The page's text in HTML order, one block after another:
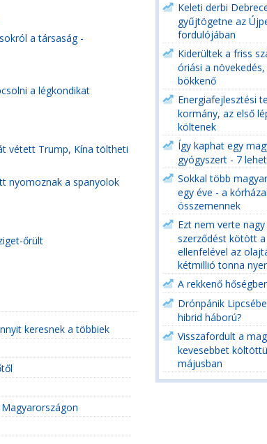
a társaság -
a légkondikat
vétett Trump, Kína töltheti
nyomoznak a spanyolok
őrült
keresnek a többiek
Keleti derbi
gyűjtögetne az
fordulójában
Kiderültek a friss
óriási a
bökkenő
Energiafejlesztési
kormány, az első
költenek
Így kaphat egy
gyógyszert - 7
Sokkal több
egy éve - a
összemennek
Ezt nem verte
szerződést kötött
ellenfelével az
kétmillió tonna
A rekkenő
Drónpánik
hibrid háború?
Visszafordult a
kevesebbet
májusban